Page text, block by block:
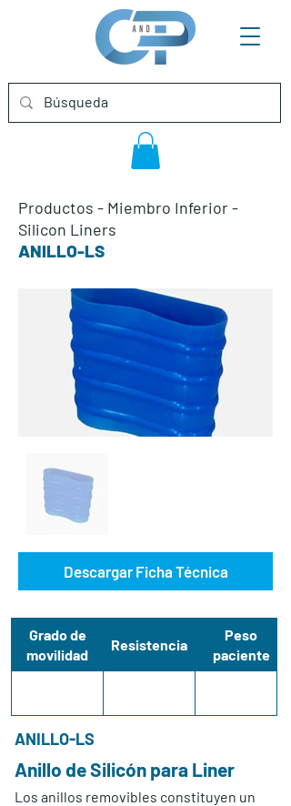
Productos - Miembro Inferior -
Silicon Liners
ANILLO-LS
Descargar Ficha Técnica
Grado de
movilidad
Resistencia
Peso
paciente
ANILLO-LS
Anillo de Silicón para Liner
Los anillos removibles constituyen un